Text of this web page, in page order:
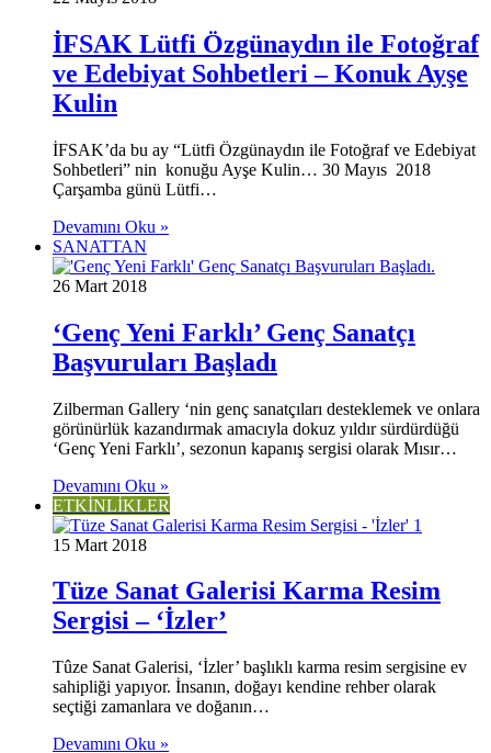
İFSAK Lütfi Özgünaydın ile Fotoğraf
ve Edebiyat Sohbetleri – Konuk Ayşe
Kulin
İFSAK’da bu ay “Lütfi Özgünaydın ile Fotoğraf ve Edebiyat
Sohbetleri” nin konuğu Ayşe Kulin… 30 Mayıs 2018
Çarşamba günü Lütfi…
Devamını Oku »
SANATTAN
26 Mart 2018
‘Genç Yeni Farklı’ Genç Sanatçı
Başvuruları Başladı
Zilberman Gallery ‘nin genç sanatçıları desteklemek ve onlara
görünürlük kazandırmak amacıyla dokuz yıldır sürdürdüğü
‘Genç Yeni Farklı’, sezonun kapanış sergisi olarak Mısır…
Devamını Oku »
ETKİNLİKLER
15 Mart 2018
Tüze Sanat Galerisi Karma Resim
Sergisi – ‘İzler’
Tûze Sanat Galerisi, ‘İzler’ başlıklı karma resim sergisine ev
sahipliği yapıyor. İnsanın, doğayı kendine rehber olarak
seçtiği zamanlara ve doğanın…
Devamını Oku »